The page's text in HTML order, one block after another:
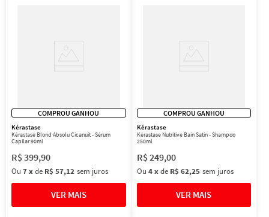
COMPROU GANHOU
Kérastase
Kérastase Blond Absolu Cicanuit - Sérum
Capilar 90ml
R$399,90
Ou 7xde R$ 57,12 sem juros
COMPROU GANHOU
Kérastase
Kérastase Nutritive Bain Satin - Shampoo
250ml
R$249,00
Ou 4 xde R$ 62,25 sem juros